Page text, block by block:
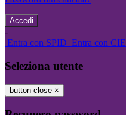
-
Entra con SPID Entra con CIE
Seleziona utente
button close ×